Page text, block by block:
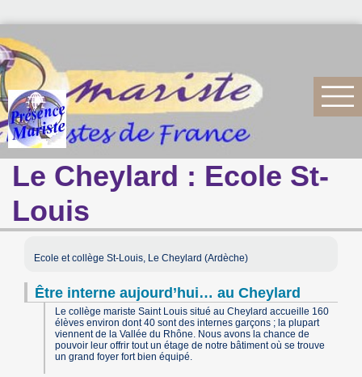
Le Cheylard : Ecole St-
Louis
Ecole et collège St-Louis, Le Cheylard (Ardèche)
Être interne aujourd’hui… au Cheylard
Le collège mariste Saint Louis situé au Cheylard accueille 160
élèves environ dont 40 sont des internes garçons ; la plupart
viennent de la Vallée du Rhône. Nous avons la chance de
pouvoir leur offrir tout un étage de notre bâtiment où se trouve
un grand foyer fort bien équipé.